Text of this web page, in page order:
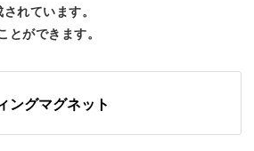
感を出し、透明感のある表面を作っ
れています。
ができます。
ングマグネット